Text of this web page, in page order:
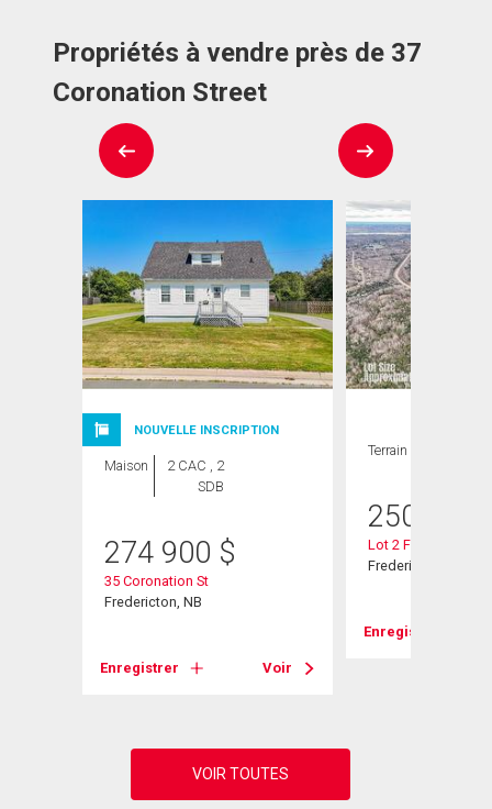
Propriétés à vendre près de 37
Coronation Street
NOUVELLE INSCRIPTION
Maison
2 CAC , 2
SDB
274 900 $
35 Coronation St
Fredericton, NB
Enregistrer Voir
Terrain
250 000
Lot 2 Fisher Ave
Fredericton, NB
Enregistrer